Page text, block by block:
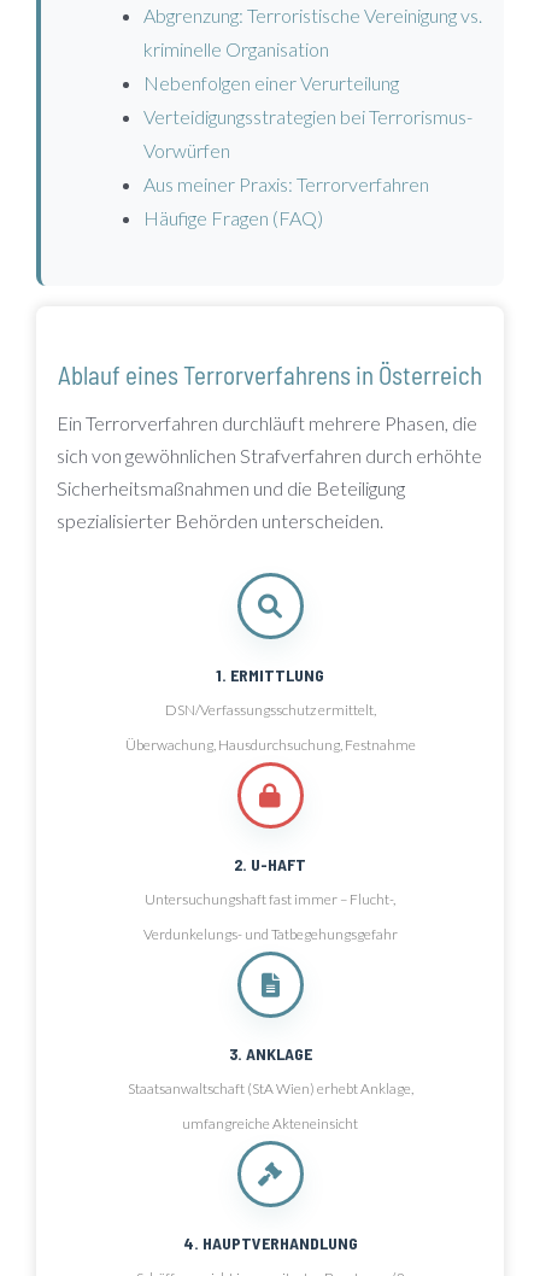
Abgrenzung: Terroristische Vereinigung vs.
kriminelle Organisation
Nebenfolgen einer Verurteilung
Verteidigungsstrategien bei Terrorismus-
Vorwürfen
Aus meiner Praxis: Terrorverfahren
Häufige Fragen (FAQ)
Ablauf eines Terrorverfahrens in Österreich
Ein Terrorverfahren durchläuft mehrere Phasen, die
sich von gewöhnlichen Strafverfahren durch erhöhte
Sicherheitsmaßnahmen und die Beteiligung
spezialisierter Behörden unterscheiden.
1. ERMITTLUNG
DSN/Verfassungsschutz ermittelt,
Überwachung, Hausdurchsuchung, Festnahme
2. U-HAFT
Untersuchungshaft fast immer – Flucht-,
Verdunkelungs- und Tatbegehungsgefahr
3. ANKLAGE
Staatsanwaltschaft (StA Wien) erhebt Anklage,
umfangreiche Akteneinsicht
4. HAUPTVERHANDLUNG